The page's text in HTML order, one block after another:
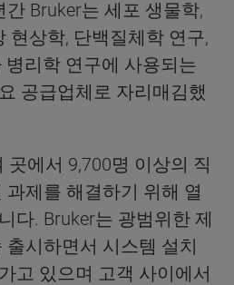
Bruker는 세포 생물학,
현상학, 단백질체학 연구,
병리학 연구에 사용되는
공급업체로 자리매김했
곳에서 9,700명 이상의 직
제를 해결하기 위해 열
다. Bruker는 광범위한 제
시하면서 시스템 설치
고 있으며 고객 사이에서